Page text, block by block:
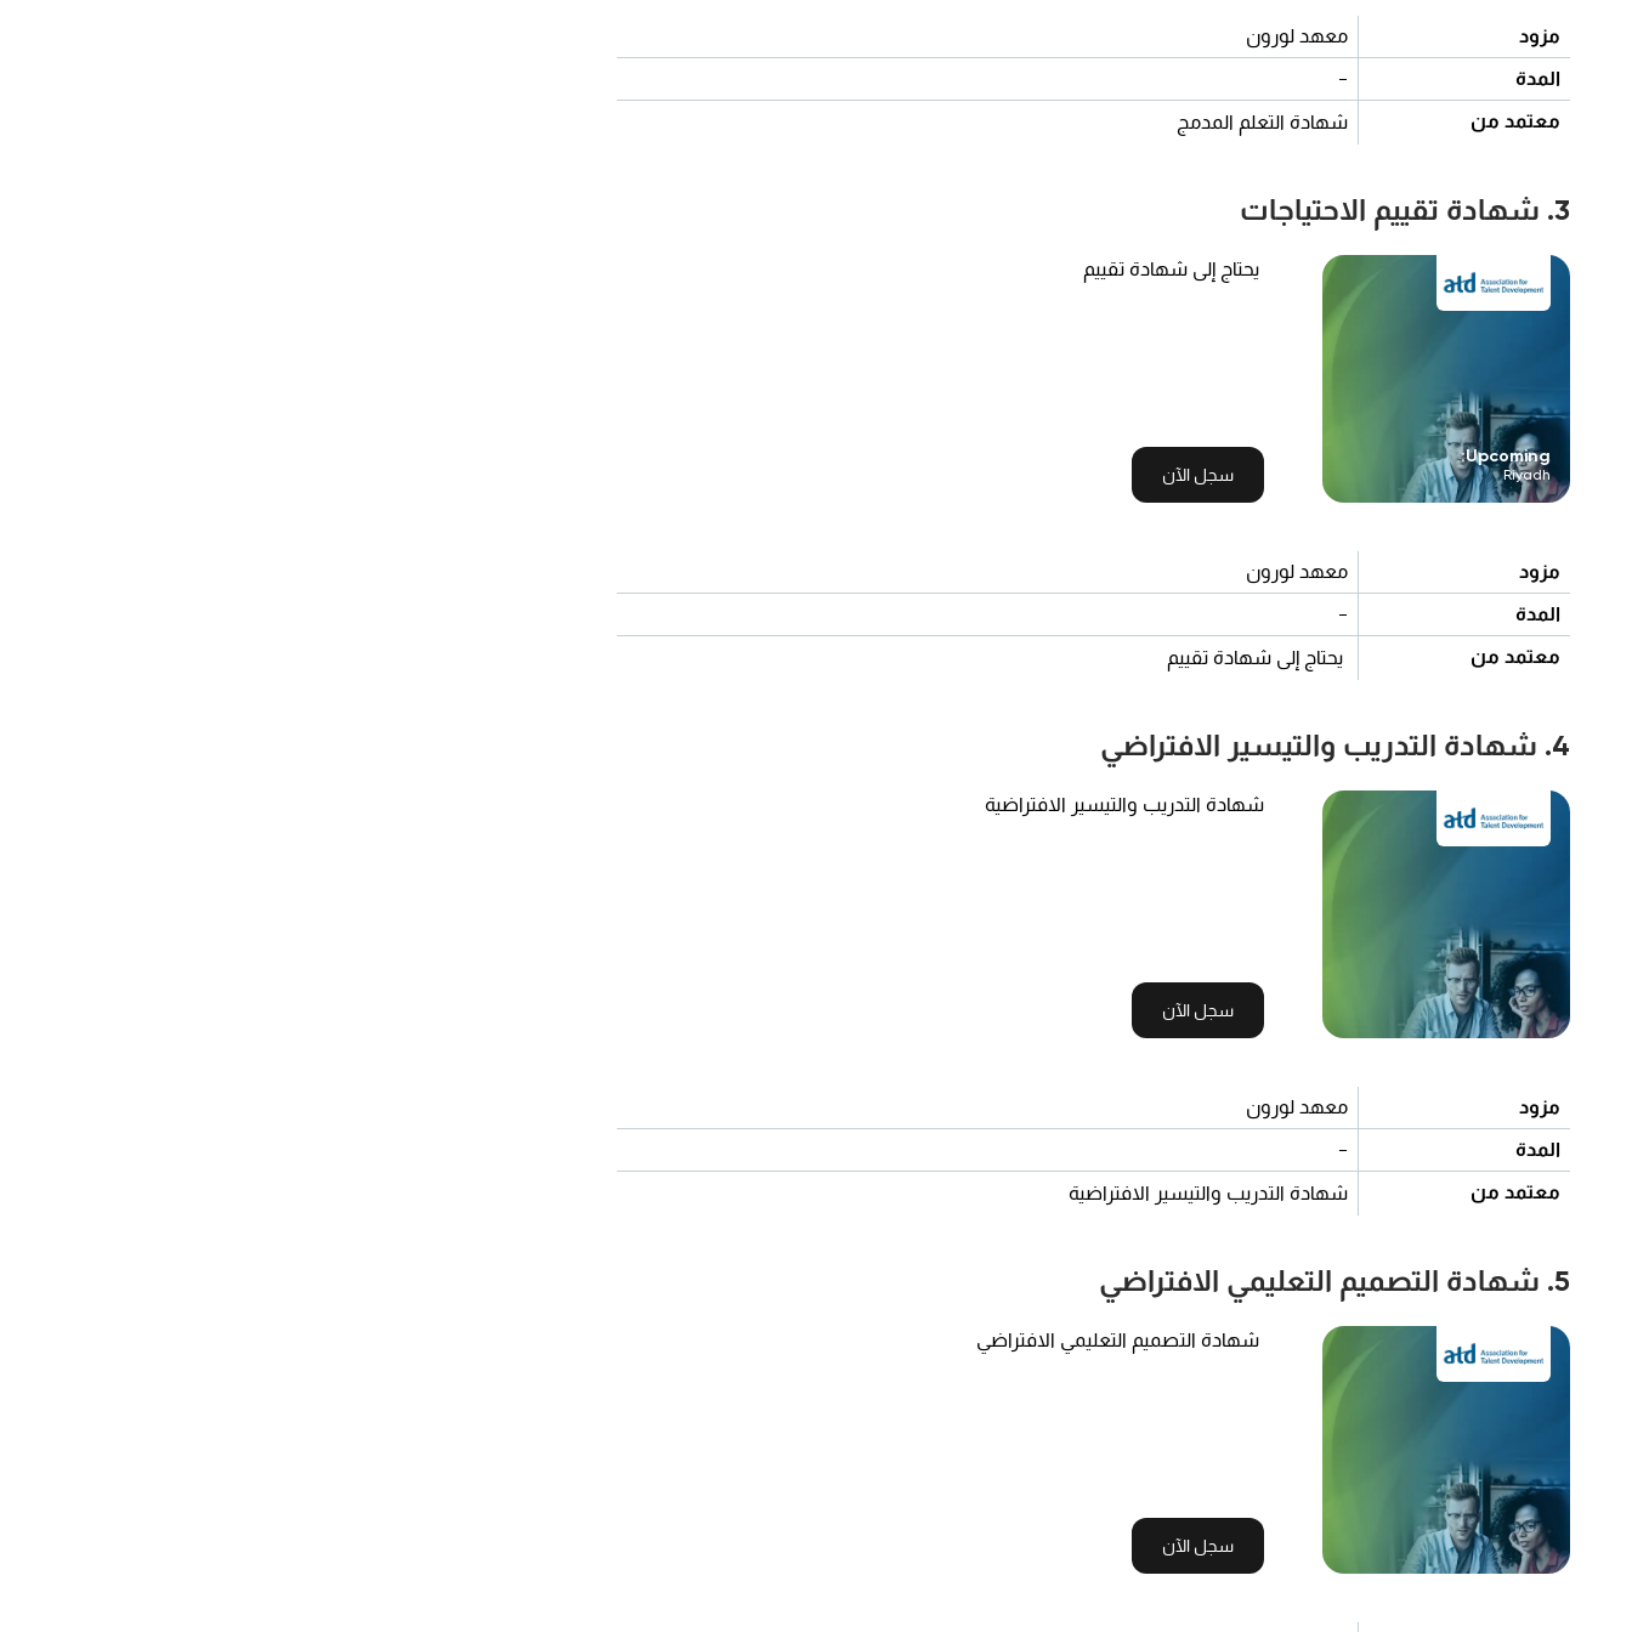
مزود
معهد لورون
المدة
-
معتمد من
شهادة التعلم المدمج
3. شهادة تقييم الاحتياجات
Upcoming:
Riyadh
يحتاج إلى شهادة تقييم
سجل الآن
مزود
معهد لورون
المدة
-
معتمد من
يحتاج إلى شهادة تقييم
4. شهادة التدريب والتيسير الافتراضي
شهادة التدريب والتيسير الافتراضية
سجل الآن
مزود
معهد لورون
المدة
-
معتمد من
شهادة التدريب والتيسير الافتراضية
5. شهادة التصميم التعليمي الافتراضي
شهادة التصميم التعليمي الافتراضي
سجل الآن